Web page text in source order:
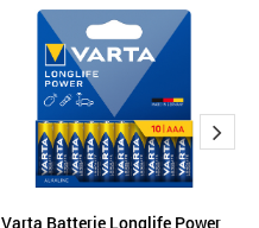
Varta Batterie Longlife Power